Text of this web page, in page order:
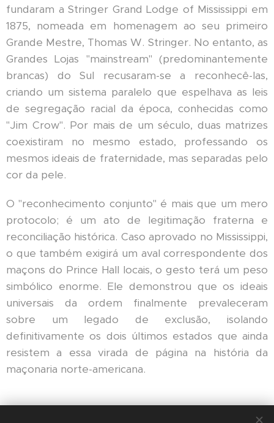
fundaram a Stringer Grand Lodge of Mississippi em
1875, nomeada em homenagem ao seu primeiro
Grande Mestre, Thomas W. Stringer. No entanto, as
Grandes Lojas "mainstream" (predominantemente
brancas) do Sul recusaram-se a reconhecê-las,
criando um sistema paralelo que espelhava as leis
de segregação racial da época, conhecidas como
"Jim Crow". Por mais de um século, duas matrizes
coexistiram no mesmo estado, professando os
mesmos ideais de fraternidade, mas separadas pelo
cor da pele.
O "reconhecimento conjunto" é mais que um mero
protocolo; é um ato de legitimação fraterna e
reconciliação histórica. Caso aprovado no Mississippi,
o que também exigirá um aval correspondente dos
maçons do Prince Hall locais, o gesto terá um peso
simbólico enorme. Ele demonstrou que os ideais
universais da ordem finalmente prevaleceram
sobre um legado de exclusão, isolando
definitivamente os dois últimos estados que ainda
resistem a essa virada de página na história da
maçonaria norte-americana.